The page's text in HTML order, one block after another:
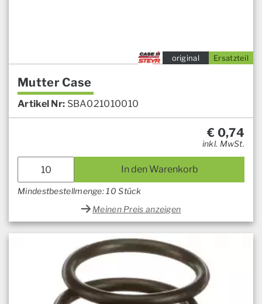
Ersatzteil
original
Mutter Case
Artikel Nr: SBA021010010
€ 0,74
inkl. MwSt.
In den Warenkorb
Mindestbestellmenge: 10 Stück
Meinen Preis anzeigen